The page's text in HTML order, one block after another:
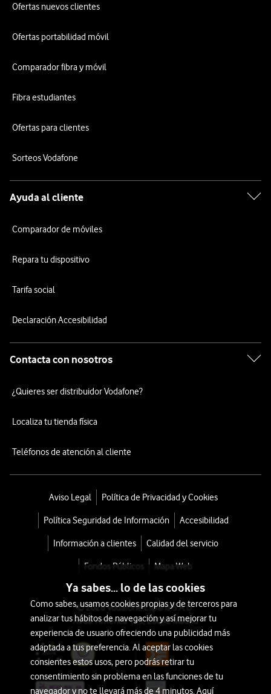
Ofertas nuevos clientes
Ofertas portabilidad móvil
Comparador fibra y móvil
Fibra estudiantes
Ofertas para clientes
Sorteos Vodafone
Ayuda al cliente
Comparador de móviles
Repara tu dispositivo
Tarifa social
Declaración Accesibilidad
Contacta con nosotros
¿Quieres ser distribuidor Vodafone?
Localiza tu tienda física
Teléfonos de atención al cliente
Aviso Legal Política de Privacidad y Cookies
Política Seguridad de Información Accesibilidad
Información a clientes Calidad del servicio
Fondos Públicos Mapa Web
© 2026 Vodafone España S.A.U.
Avda. América 115, 28042 Madrid
Ya sabes... lo de las cookies
Como sabes, usamos cookies propias y de terceros para
analizar tus hábitos de navegación y así mejorar tu
experiencia de usuario ofreciendo una publicidad más
adaptada a tus preferencia. Al aceptar las cookies
consientes estos usos, pero podrás retirar tu
consentimiento sin problema en las funciones de tu
navegador y no te llevará más de 4 minutos. Aquí